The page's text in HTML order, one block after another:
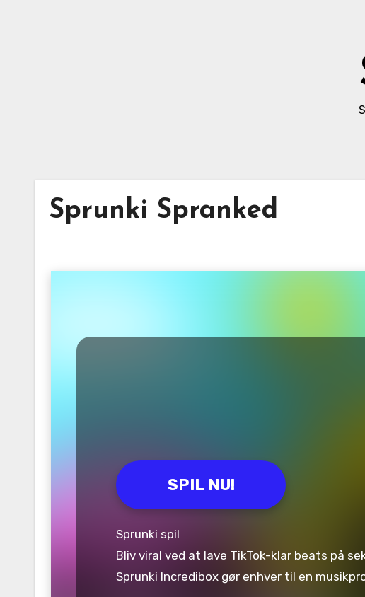
Sprunki Spranked
SPIL NU!
Sprunki spil
Bliv viral ved at lave TikTok-klar beats på
Sprunki Incredibox gør enhver til en